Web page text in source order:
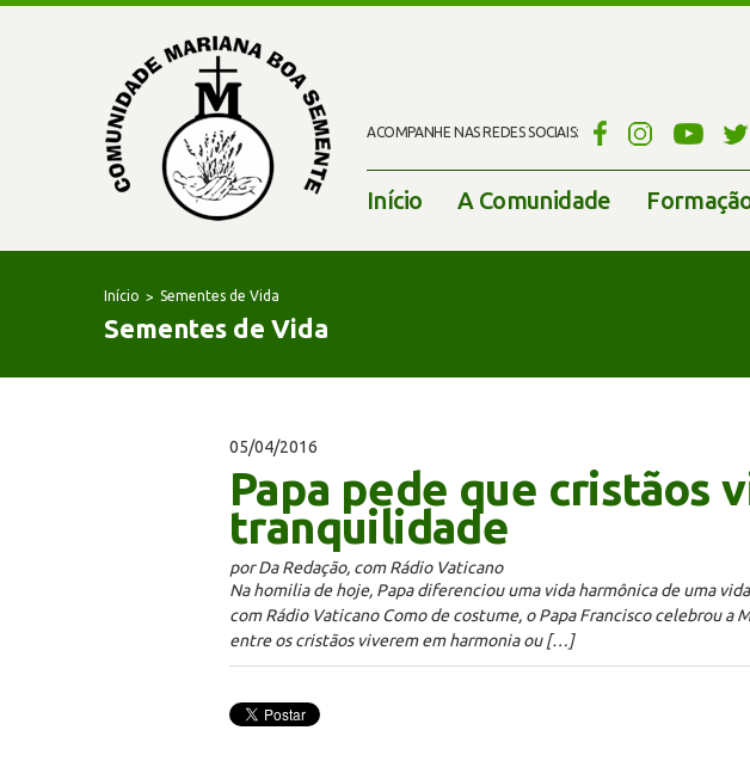
ACOMPANHE NAS REDES SOCIAIS:
Início A Comunidade
Início Sementes de Vida
Sementes de Vida
05/04/2016
Papa pede que cristãos
tranquilidade
por Da Redação, com Rádio Vaticano
Na homilia de hoje, Papa diferenciou uma vida harmônica de uma
com Rádio Vaticano Como de costume, o Papa Francisco celebrou a
entre os cristãos viverem em harmonia ou […]